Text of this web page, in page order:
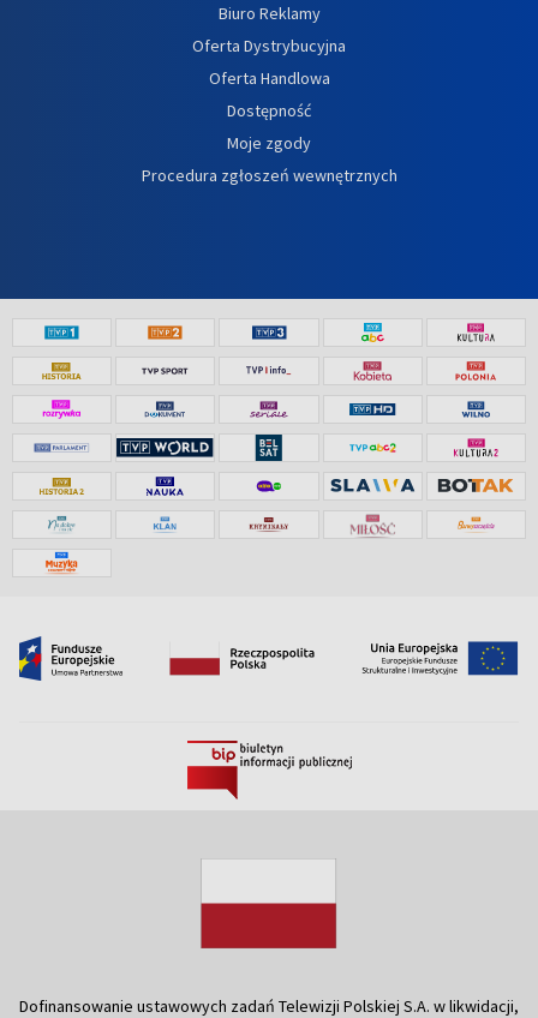
Biuro Reklamy
Oferta Dystrybucyjna
Oferta Handlowa
Dostępność
Moje zgody
Procedura zgłoszeń wewnętrznych
Dofinansowanie ustawowych zadań Telewizji Polskiej S.A. w likwidacji,